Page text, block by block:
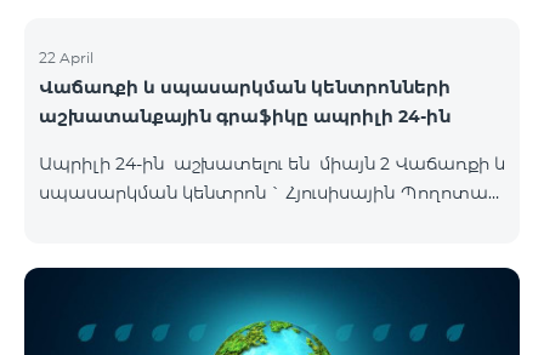
22 April
Վաճառքի և սպասարկման կենտրոնների
աշխատանքային գրաֆիկը ապրիլի 24-ին
Ապրիլի 24-ին աշխատելու են միայն 2 Վաճառքի և
սպասարկման կենտրոն ` Հյուսիսային Պողոտան
«Արմենիա միջազգային օդանավակայան» ՓԲԸ